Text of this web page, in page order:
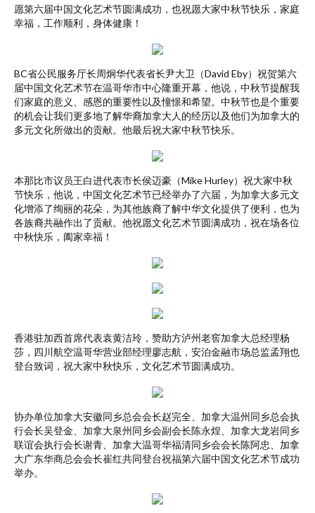
愿第六届中国文化艺术节圆满成功，也祝愿大家中秋节快乐，家庭
幸福，工作顺利，身体健康！
BC省公民服务厅长周炯华代表省长尹大卫（David Eby）祝贺第六
届中国文化艺术节在温哥华市中心隆重开幕，他说，中秋节提醒我
们家庭的意义、感恩的重要性以及憧憬和希望。中秋节也是个重要
的机会让我们更多地了解华裔加拿大人的经历以及他们为加拿大的
多元文化所做出的贡献。他最后祝大家中秋节快乐。
本那比市议员王白进代表市长侯迈豪（Mike Hurley）祝大家中秋
节快乐，他说，中国文化艺术节已经举办了六届，为加拿大多元文
化增添了绚丽的花朵，为其他族裔了解中华文化提供了便利，也为
各族裔共融作出了贡献。他祝愿文化艺术节圆满成功，祝在场各位
中秋快乐，阖家幸福！
香港驻加西首席代表袁黄洁玲，赞助方泸州老窖加拿大总经理杨
莎，四川航空温哥华营业部经理廖志航，安泊金融市场总监孟翔也
登台致词，祝大家中秋快乐，文化艺术节圆满成功。
协办单位加拿大安徽同乡总会会长赵完全、加拿大温州同乡总会执
行会长吴登金、加拿大泉州同乡会副会长陈永煌、加拿大龙岩同乡
联谊会执行会长谢青、加拿大温哥华福清同乡会会长陈阿忠、加拿
大广东华商总会会长崔红共同登台祝福第六届中国文化艺术节成功
举办。